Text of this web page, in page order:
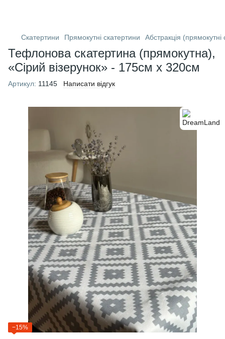
Скатертини Прямокутні скатертини Абстракція (прямокутні
Тефлонова скатертина (прямокутна),
«Сірий візерунок» - 175см х 320см
Артикул: 11145 Написати відгук
−15%